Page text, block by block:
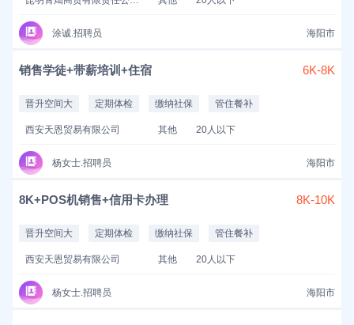
涂诚.招聘员 海阳市
销售学徒+带薪培训+住宿 6K-8K
晋升空间大 定期体检 缴纳社保 管住餐补
西安天恩贸易有限公司 其他 20人以下
杨女士.招聘员 海阳市
8K+POS机销售+信用卡办理 8K-10K
晋升空间大 定期体检 缴纳社保 管住餐补
西安天恩贸易有限公司 其他 20人以下
杨女士.招聘员 海阳市